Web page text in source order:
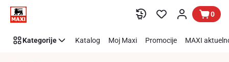
Preskoči link 0
Kategorije Katalog Moj Maxi Promocije MAXI